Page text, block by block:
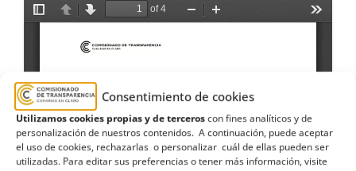
Consentimiento de cookies
Utilizamos cookies propias y de terceroscon fines analíticos y de
personalización de nuestros contenidos. A continuación, puede aceptar
el uso de cookies, rechazarlas o personalizar cuál de ellas pueden ser
utilizadas. Para editar sus preferencias o tener más información, visite